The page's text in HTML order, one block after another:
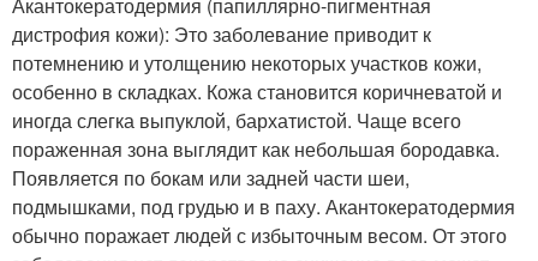
дистрофия кожи): Это заболевание приводит к
потемнению и утолщению некоторых участков кожи,
особенно в складках. Кожа становится коричневатой и
иногда слегка выпуклой, бархатистой. Чаще всего
пораженная зона выглядит как небольшая бородавка.
Появляется по бокам или задней части шеи,
подмышками, под грудью и в паху. Акантокератодермия
обычно поражает людей с избыточным весом. От этого